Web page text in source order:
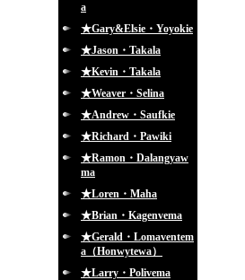
a
★Gary&Elsie・Yoyokie
★Jason・Takala
★Kevin・Takala
★Weaver・Selina
★Andrew・Saufkie
★Richard・Pawiki
★Ramon・Dalangyaw
ma
★Loren・Maha
★Brian・Kagenvema
★Gerald・Lomaventem
a（Honwytewa）
★Larry・Polivema